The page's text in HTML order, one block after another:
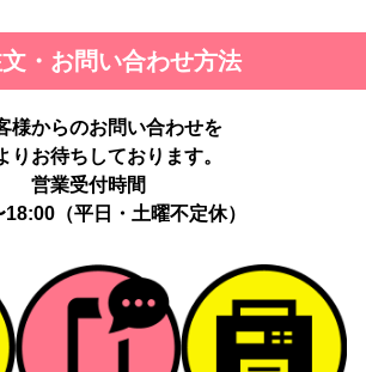
・お問い合わせ方法
様からのお問い合わせを
りお待ちしております。
営業受付時間
（平日・土曜不定休）